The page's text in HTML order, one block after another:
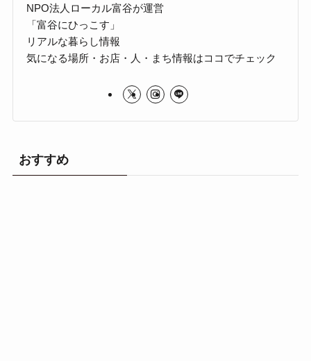
NPO法人ローカル富谷が運営
「富谷にひっこす」
リアルな暮らし情報
気になる場所・お店・人・まち情報はココでチェック
おすすめ